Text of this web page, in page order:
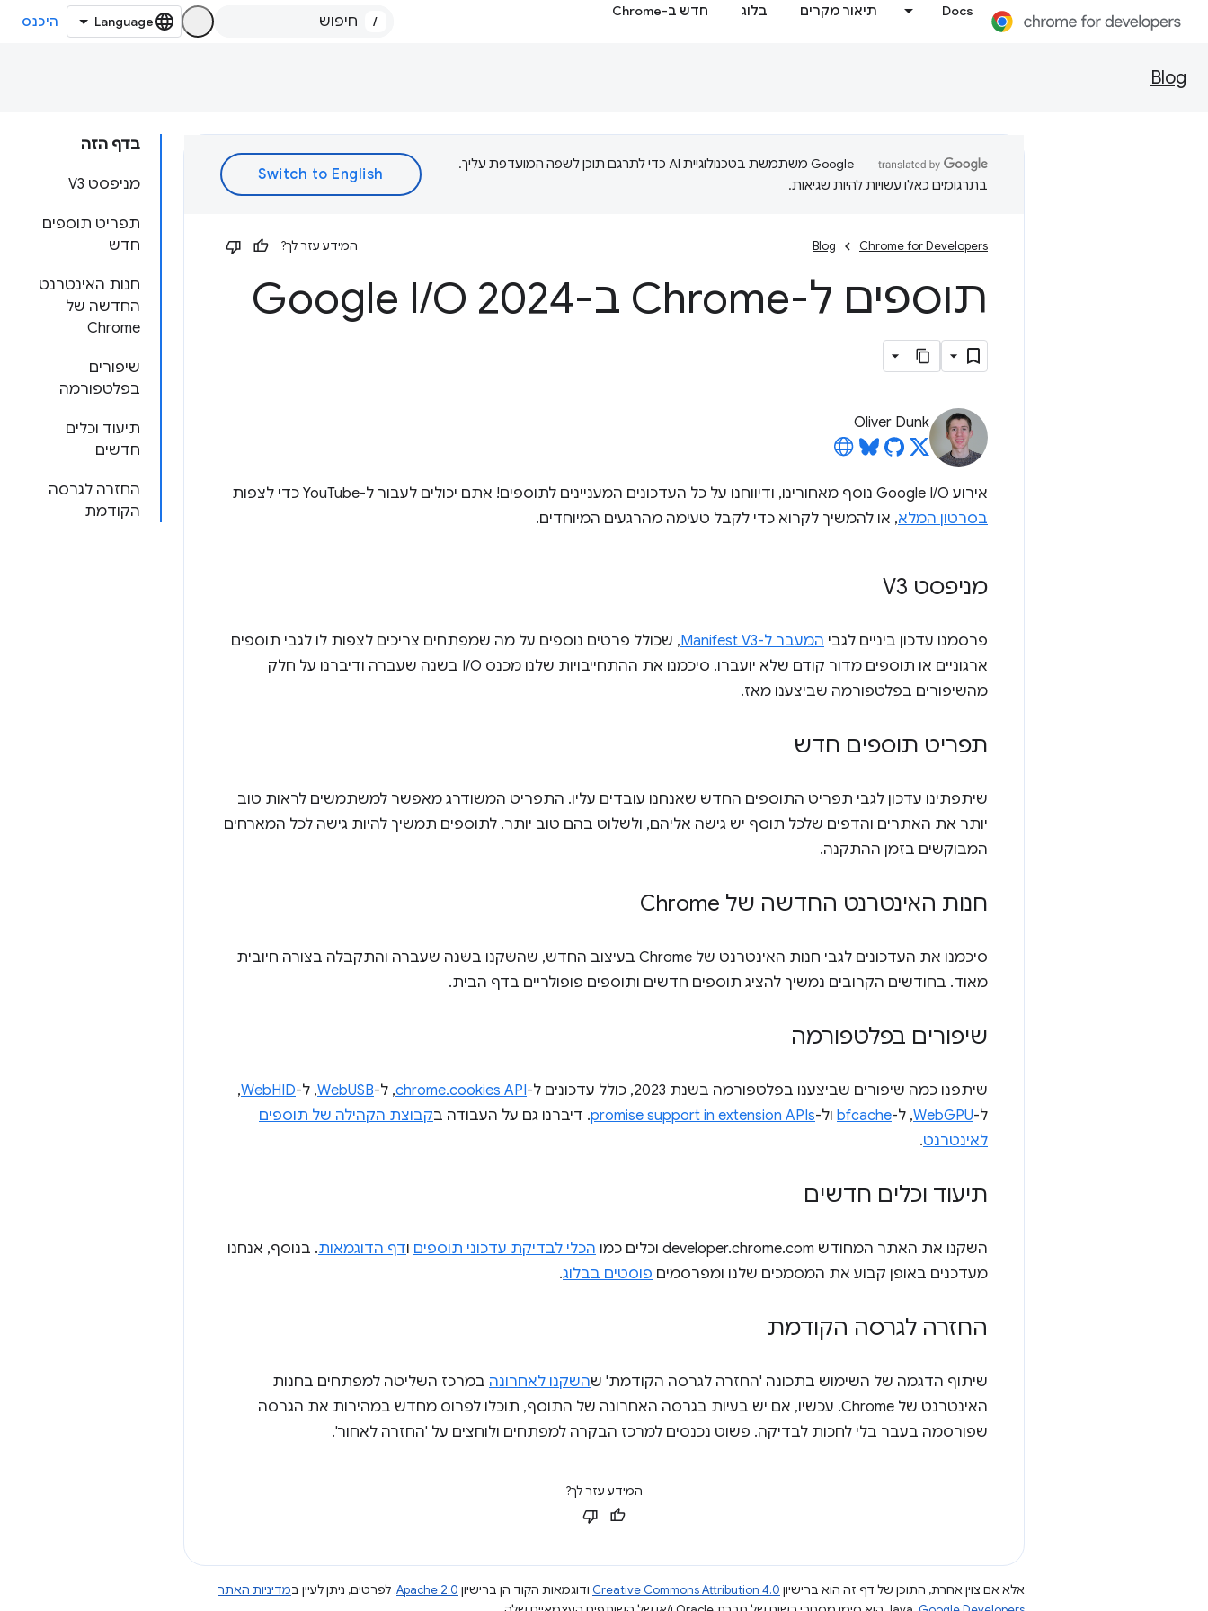
Docs תיאור מקרים בלוג חדש ב-Chrome
/ היכנס
Blog
בדף הזה
מניפסט V3
תפריט תוספים
חדש
חנות האינטרנט
החדשה של
Chrome
שיפורים
בפלטפורמה
תיעוד וכלים
חדשים
החזרה לגרסה
הקודמת
‫Google משתמשת בטכנולוגיית AI כדי לתרגם תוכן לשפה המועדפת עליך.
בתרגומים כאלו עשויות להיות שגיאות.
Chrome for Developers
Blog המידע עזר לך?
תוספים ל-Chrome ב-Google I /O 2024
Oliver Dunk
אירוע Google I/O נוסף מאחורינו, ודיווחנו על כל העדכונים המעניינים לתוספים! אתם יכולים לעבור ל-YouTube כדי לצפות
בסרטון המלא, או להמשיך לקרוא כדי לקבל טעימה מהרגעים המיוחדים.
מניפסט V3
פרסמנו עדכון ביניים לגבי המעבר ל-Manifest V3
, שכולל פרטים נוספים על מה שמפתחים צריכים לצפות לו לגבי תוספים
ארגוניים או תוספים מדור קודם שלא יועברו. סיכמנו את ההתחייבויות שלנו מכנס I/O בשנה שעברה ודיברנו על חלק
מהשיפורים בפלטפורמה שביצענו מאז.
תפריט תוספים חדש
שיתפתינו עדכון לגבי תפריט התוספים החדש שאנחנו עובדים עליו. התפריט המשודרג מאפשר למשתמשים לראות טוב
יותר את האתרים והדפים שלכל תוסף יש גישה אליהם, ולשלוט בהם טוב יותר. לתוספים תמשיך להיות גישה לכל המארחים
המבוקשים בזמן ההתקנה.
חנות האינטרנט החדשה של Chrome
סיכמנו את העדכונים לגבי חנות האינטרנט של Chrome בעיצוב החדש, שהשקנו בשנה שעברה והתקבלה בצורה חיובית
מאוד. בחודשים הקרובים נמשיך להציג תוספים חדשים ותוספים פופולריים בדף הבית.
שיפורים בפלטפורמה
שיתפנו כמה שיפורים שביצענו בפלטפורמה בשנת 2023, כולל עדכונים ל- chrome.cookies API, ל-WebUSB, ל-WebHID
,
ל-WebGPU, ל-bfcache ול-promise support in extension APIs. דיברנו גם על העבודה בקבוצת הקהילה של תוספים
לאינטרנט.
תיעוד וכלים חדשים
השקנו את האתר המחודש developer.chrome.com וכלים כמו הכלי לבדיקת עדכוני תוספים ודף הדוגמאות. בנוסף, אנחנו
מעדכנים באופן קבוע את המסמכים שלנו ומפרסמים פוסטים בבלוג.
החזרה לגרסה הקודמת
שיתוף הדגמה של השימוש בתכונה 'החזרה לגרסה הקודמת' שהשקנו לאחרונה במרכז השליטה למפתחים בחנות
האינטרנט של Chrome. עכשיו, אם יש בעיות בגרסה האחרונה של התוסף, תוכלו לפרוס מחדש במהירות את הגרסה
שפורסמה בעבר בלי לחכות לבדיקה. פשוט נכנסים למרכז הבקרה למפתחים ולוחצים על 'החזרה לאחור'.
המידע עזר לך?
אלא אם צוין אחרת, התוכן של דף זה הוא ברישיון Creative Commons Attribution 4.0 ודוגמאות הקוד הן ברישיון Apache 2.0. לפרטים, ניתן לעיין במדיניות האתר